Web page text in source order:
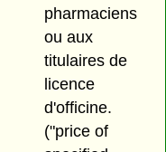
pharmaciens
ou aux
titulaires de
licence
d'officine.
("price of